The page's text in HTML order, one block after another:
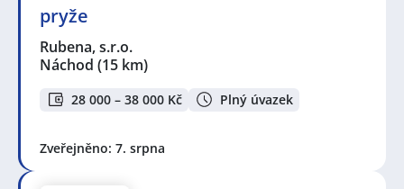
pryže
Rubena, s.r.o.
Náchod (15 km)
28 000 – 38 000 Kč Plný úvazek
Zveřejněno: 7. srpna